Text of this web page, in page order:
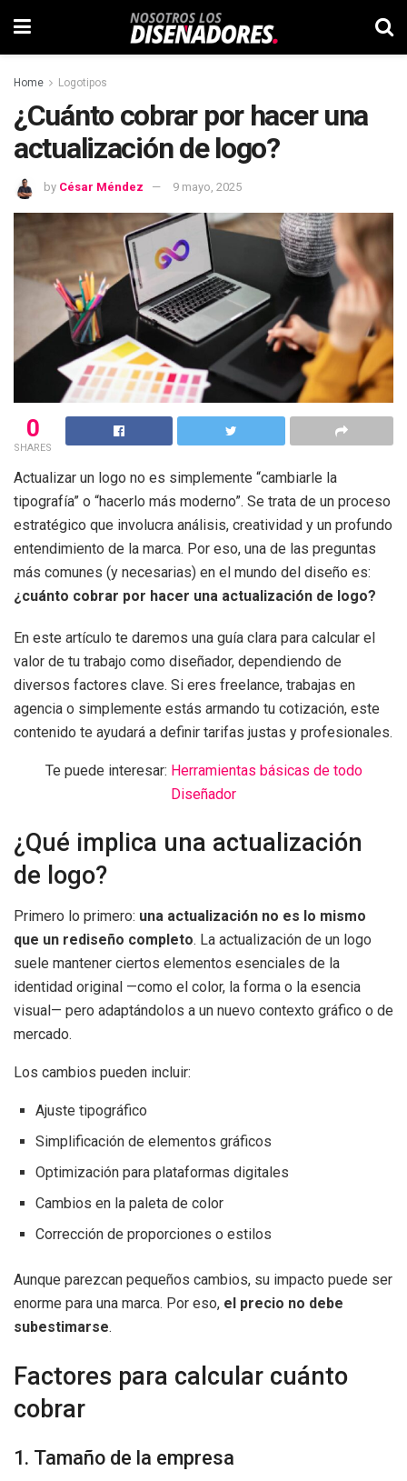
Home Logotipos
¿Cuánto cobrar por hacer una
actualización de logo?
by César Méndez 9 mayo, 2025
0
SHARES
Actualizar un logo no es simplemente “cambiarle la
tipografía” o “hacerlo más moderno”. Se trata de un proceso
estratégico que involucra análisis, creatividad y un profundo
entendimiento de la marca. Por eso, una de las preguntas
más comunes (y necesarias) en el mundo del diseño es:
¿cuánto cobrar por hacer una actualización de logo?
En este artículo te daremos una guía clara para calcular el
valor de tu trabajo como diseñador, dependiendo de
diversos factores clave. Si eres freelance, trabajas en
agencia o simplemente estás armando tu cotización, este
contenido te ayudará a definir tarifas justas y profesionales.
Te puede interesar: Herramientas básicas de todo
Diseñador
¿Qué implica una actualización
de logo?
Primero lo primero: una actualización no es lo mismo
que un rediseño completo. La actualización de un logo
suele mantener ciertos elementos esenciales de la
identidad original —como el color, la forma o la esencia
visual— pero adaptándolos a un nuevo contexto gráfico o de
mercado.
Los cambios pueden incluir:
Ajuste tipográfico
Simplificación de elementos gráficos
Optimización para plataformas digitales
Cambios en la paleta de color
Corrección de proporciones o estilos
Aunque parezcan pequeños cambios, su impacto puede ser
enorme para una marca. Por eso, el precio no debe
subestimarse.
Factores para calcular cuánto
cobrar
1. Tamaño de la empresa